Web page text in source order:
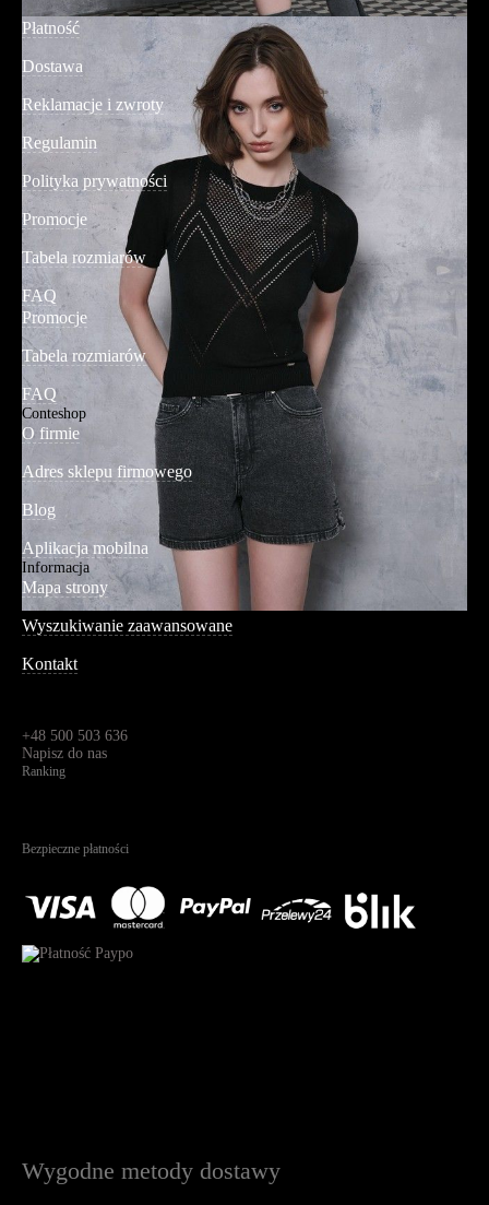
Płatność
Dostawa
Reklamacje i zwroty
Regulamin
Polityka prywatności
Promocje
Tabela rozmiarów
FAQ
Promocje
Tabela rozmiarów
FAQ
Conteshop
O firmie
Adres sklepu firmowego
Blog
Aplikacja mobilna
Informacja
Mapa strony
Wyszukiwanie zaawansowane
Kontakt
+48 500 503 636
Napisz do nas
Ranking
Bezpieczne płatności
Wygodne metody dostawy